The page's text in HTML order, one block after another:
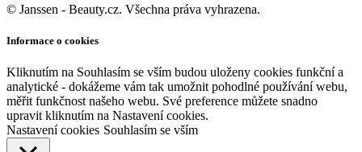
© Janssen - Beauty.cz. Všechna práva vyhrazena.
Informace o cookies
Kliknutím na Souhlasím se vším budou uloženy cookies funkční a
analytické - dokážeme vám tak umožnit pohodlné používání webu,
měřit funkčnost našeho webu. Své preference můžete snadno
upravit kliknutím na Nastavení cookies.
Nastavení cookies Souhlasím se vším